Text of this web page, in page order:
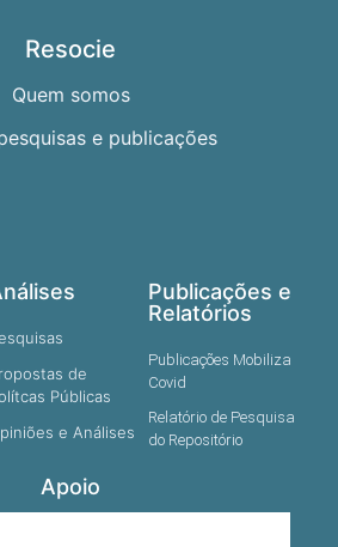
Resocie
Quem somos
e publicações
de
Públicas
e Análises
Publicações e
Relatórios
Publicações Mobiliza
Covid
Relatório de Pesquisa
do Repositório
Apoio